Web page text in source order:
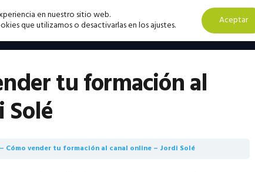
tu formación al
Solé
– Cómo vender tu formación al canal online – Jordi Solé
en nuestro sitio web.
que utilizamos o desactivarlas en los ajustes. Aceptar